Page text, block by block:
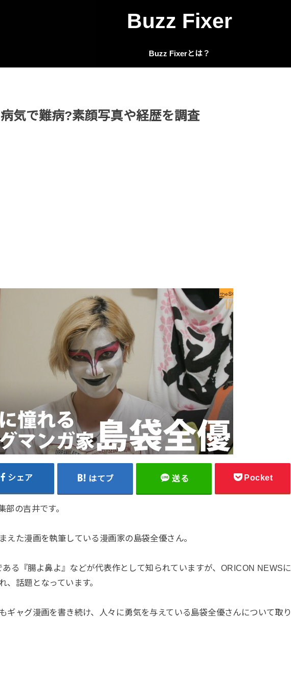
Buzz Fixer
Buzz Fixerとは？
気で難病?素顔写真や経歴を調査
シェア はてブ 送る Pocket
部の吉井です。
えた漫画を執筆している漫画家の島袋全優さん。
る『腸よ鼻よ』などが代表作として知られていますが、ORICON NEWSに
、話題となっています。
ギャグ漫画を書き続け、人々に勇気を与えている島袋全優さんについて取り